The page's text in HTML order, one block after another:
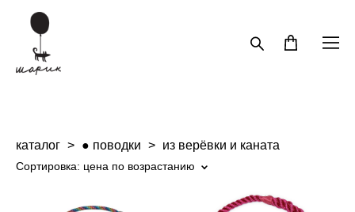
каталог > ● поводки > из верёвки и каната
Сортировка: цена по возрастанию